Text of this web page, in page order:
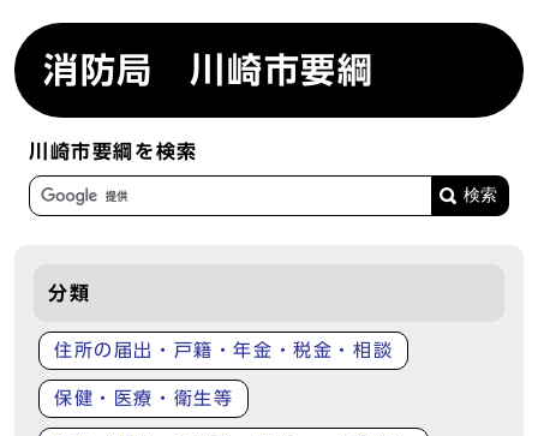
消防局 川崎市要綱
川崎市要綱を検索
分類
住所の届出・戸籍・年金・税金・相談
保健・医療・衛生等